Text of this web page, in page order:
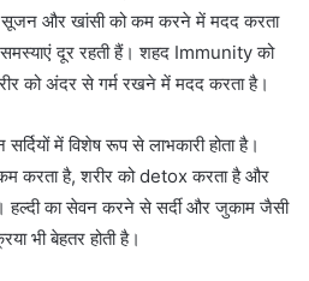
सूजन और खांसी को कम करने में मदद करता
समस्याएं दूर रहती हैं। शहद Immunity को
को अंदर से गर्म रखने में मदद करता है।
सर्दियों में विशेष रूप से लाभकारी होता है।
करता है, शरीर को detox करता है और
हल्दी का सेवन करने से सर्दी और जुकाम जैसी
भी बेहतर होती है।